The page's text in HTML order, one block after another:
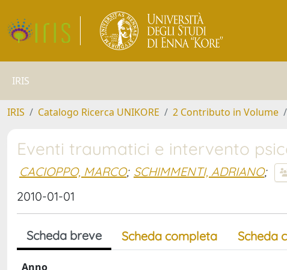
IRIS
IRIS Catalogo Ricerca UNIKORE 2 Contributo in Volume
Eventi traumatici e intervento
CACIOPPO, MARCO; SCHIMMENTI, ADRIANO;
2010-01-01
Scheda breve Scheda completa Scheda
Anno